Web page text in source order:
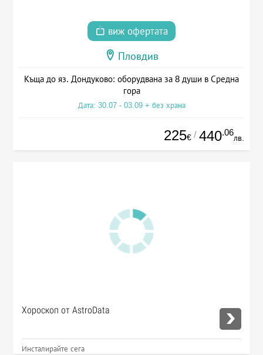
виж офертата
Пловдив
Къща до яз. Дондуково: оборудвана за 8 души в Средна
гора
Дата: 30.07 - 03.09 + без храна
225€ / 440.06
лв.
Хороскоп от AstroData
Инсталирайте сега